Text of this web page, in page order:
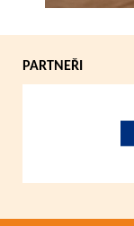
PARTNEŘI